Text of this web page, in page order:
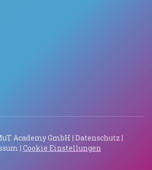
Academy GmbH | Datenschutz |
| Cookie Einstellungen